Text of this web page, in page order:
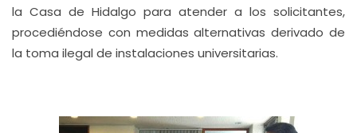
la Casa de Hidalgo para atender a los solicitantes,
procediéndose con medidas alternativas derivado de
la toma ilegal de instalaciones universitarias.